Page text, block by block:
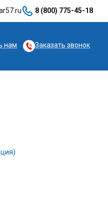
8 (800) 775-45-18
нам Заказать звонок